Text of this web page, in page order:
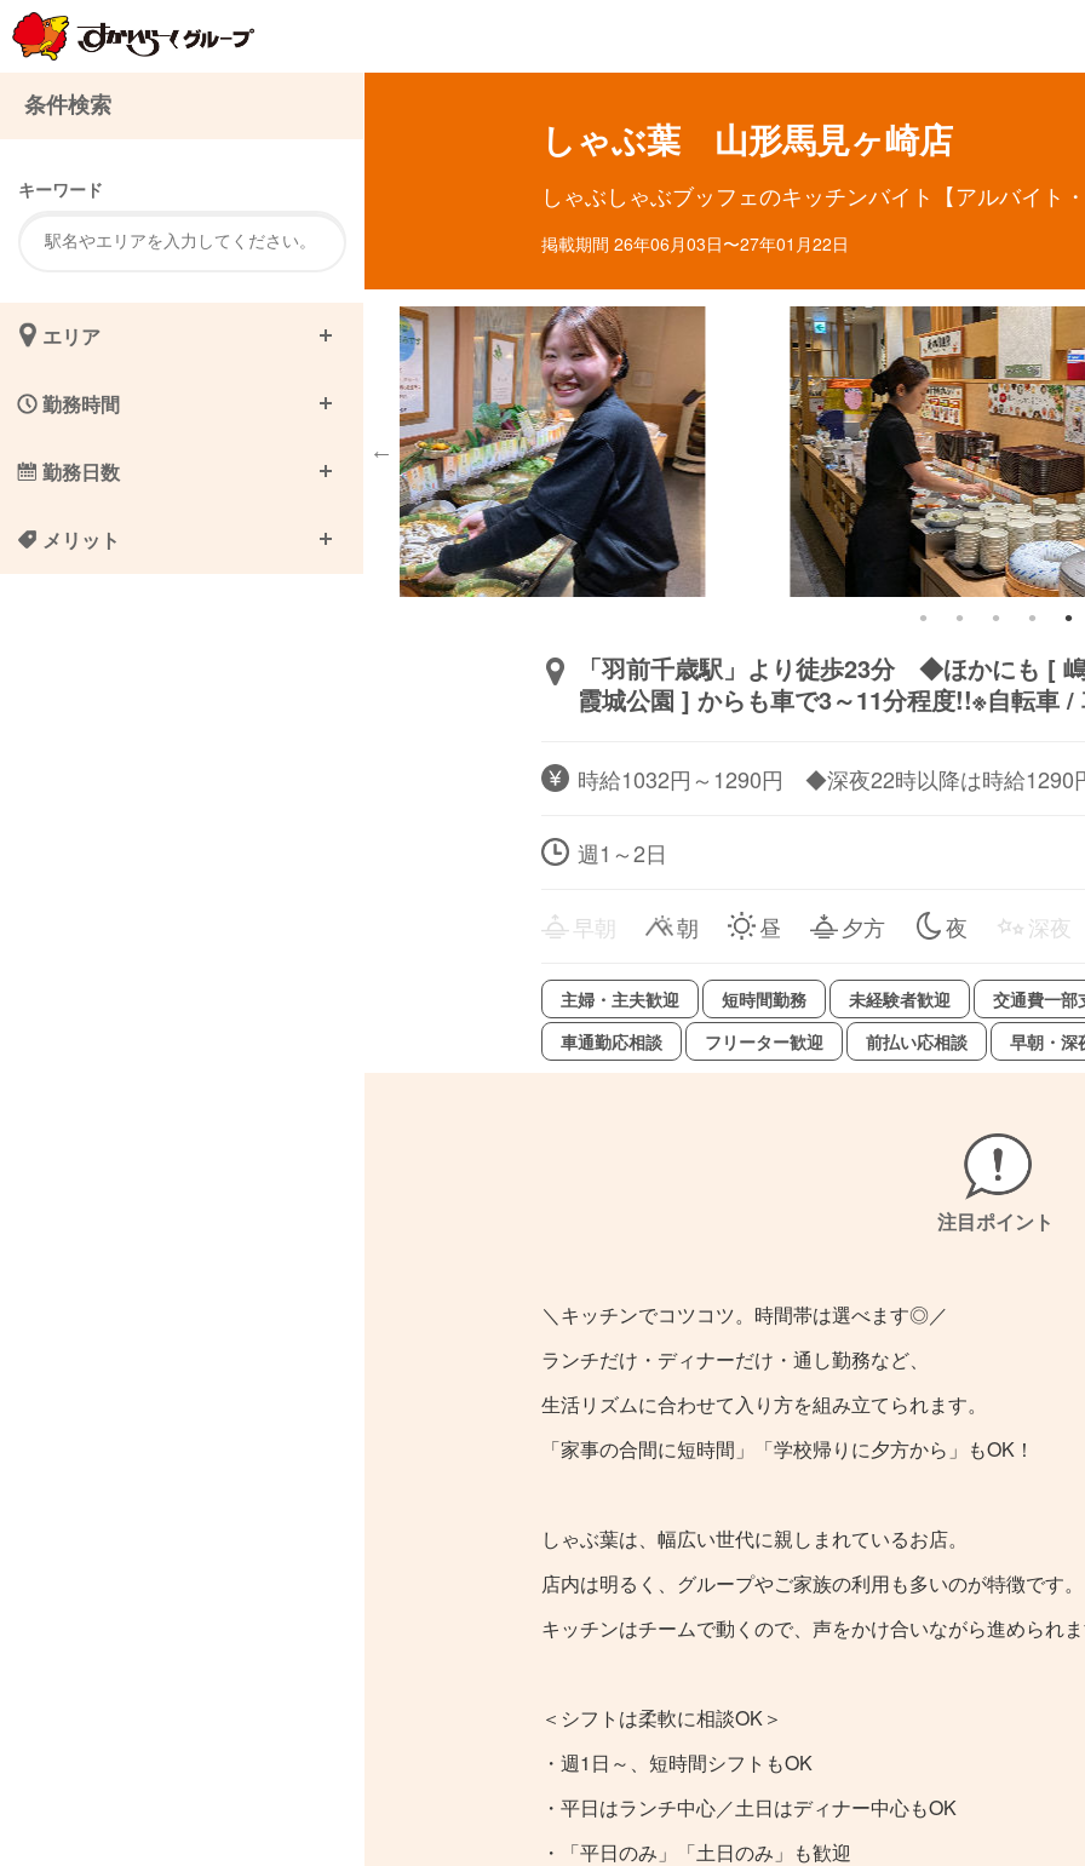
しゃぶ葉 山形馬見ヶ崎店
しゃぶしゃぶブッフェのキッチンバイト【アルバイト
掲載期間 26年06月03日〜27年01月22日
「羽前千歳駅」より徒歩23分 ◆ほかにも [
霞城公園 ] からも車で3～11分程度!!※自転車
時給1032円～1290円 ◆深夜22時以降は時給
週1～2日
早朝 朝 昼 夕方 夜 深夜
主婦・主夫歓迎 短時間勤務 未経験者歓迎
交通費一部
車通勤応相談
フリーター歓迎 前払い応相談 早朝・深
注目ポイント
＼キッチンでコツコツ。時間帯は選べます◎／
ランチだけ・ディナーだけ・通し勤務など、
生活リズムに合わせて入り方を組み立てられます。
「家事の合間に短時間」「学校帰りに夕方から」もOK！
しゃぶ葉は、幅広い世代に親しまれているお店。
店内は明るく、グループやご家族の利用も多いのが特徴です。
キッチンはチームで動くので、声をかけ合いながら進められ
＜シフトは柔軟に相談OK＞
・週1日～、短時間シフトもOK
・平日はランチ中心／土日はディナー中心もOK
・「平日のみ」「土日のみ」も歓迎
条件検索
キーワード
エリア
勤務時間
勤務日数
メリット